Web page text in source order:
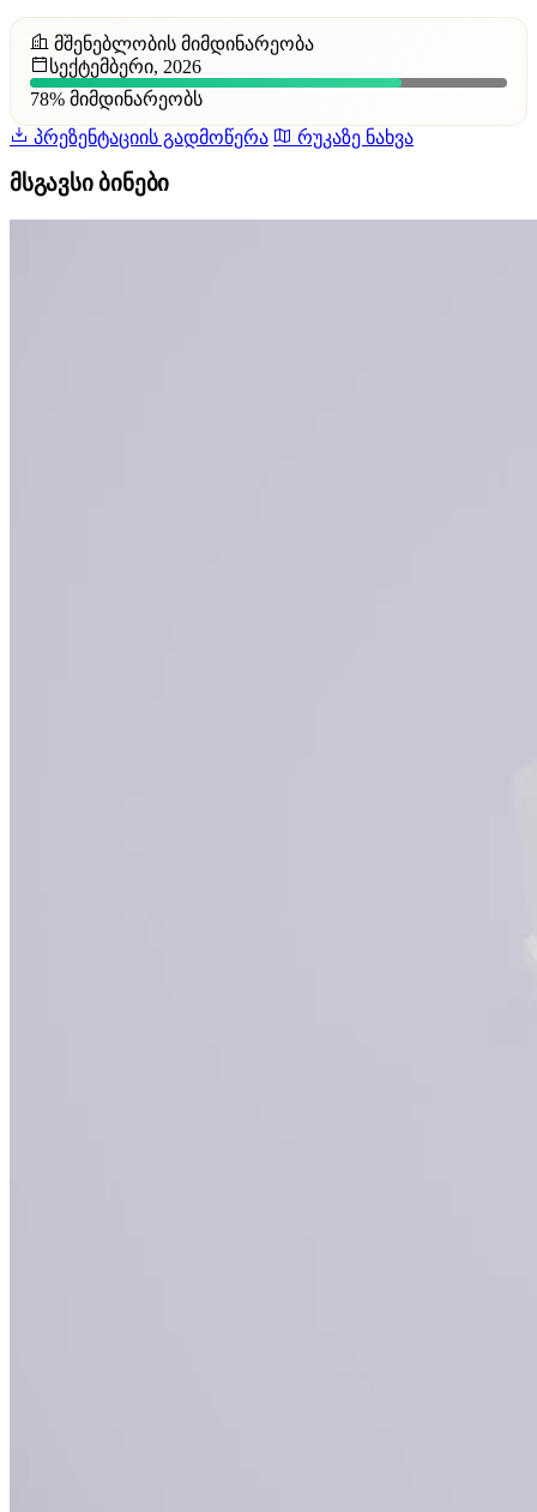
მშენებლობის მიმდინარეობა
სექტემბერი, 2026
78% მიმდინარეობს
პრეზენტაციის გადმოწერა
რუკაზე ნახვა
მსგავსი ბინები